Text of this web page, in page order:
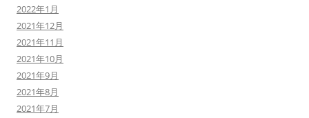
2022年1月
2021年12月
2021年11月
2021年10月
2021年9月
2021年8月
2021年7月